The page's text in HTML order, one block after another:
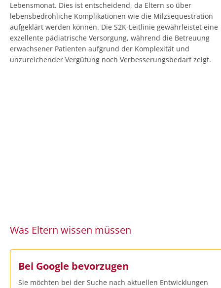
Lebensmonat. Dies ist entscheidend, da Eltern so über
lebensbedrohliche Komplikationen wie die Milzsequestration
aufgeklärt werden können. Die S2K-Leitlinie gewährleistet eine
exzellente pädiatrische Versorgung, während die Betreuung
erwachsener Patienten aufgrund der Komplexität und
unzureichender Vergütung noch Verbesserungsbedarf zeigt.
Was Eltern wissen müssen
Bei Google bevorzugen
Sie möchten bei der Suche nach aktuellen Entwicklungen